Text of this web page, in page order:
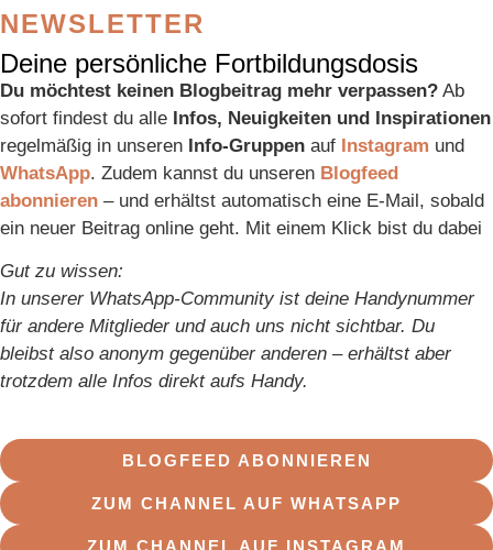
NEWSLETTER
Deine persönliche Fortbildungsdosis
Du möchtest keinen Blogbeitrag mehr verpassen? Ab
sofort findest du alle Infos, Neuigkeiten und Inspirationen
regelmäßig in unseren Info-Gruppen auf Instagram und
WhatsApp. Zudem kannst du unseren Blogfeed
abonnieren – und erhältst automatisch eine E-Mail, sobald
ein neuer Beitrag online geht. Mit einem Klick bist du dabei
Gut zu wissen:
In unserer WhatsApp-Community ist deine Handynummer
für andere Mitglieder und auch uns nicht sichtbar. Du
bleibst also anonym gegenüber anderen – erhältst aber
trotzdem alle Infos direkt aufs Handy.
BLOGFEED ABONNIEREN
ZUM CHANNEL AUF WHATSAPP
ZUM CHANNEL AUF INSTAGRAM